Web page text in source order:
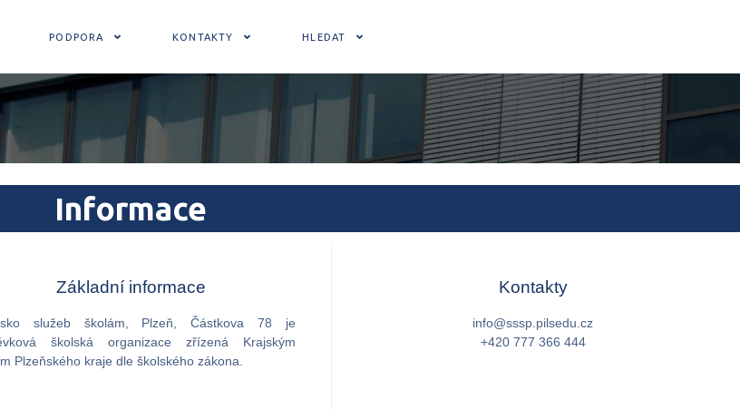
PODPORA KONTAKTY HLEDAT
Informace
Základní informace
služeb školám, Plzeň, Částkova 78 je
školská organizace zřízená Krajským
Plzeňského kraje dle školského zákona.
Kontakty
info@sssp.pilsedu.cz
+420 777 366 444